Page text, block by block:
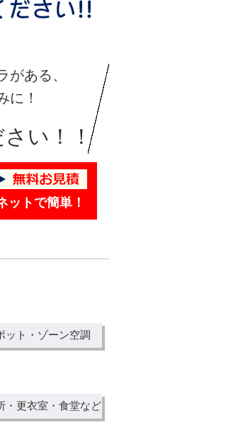
ある、
に！
い！！
ットで簡単！
ット・ゾーン空調
・更衣室・食堂など